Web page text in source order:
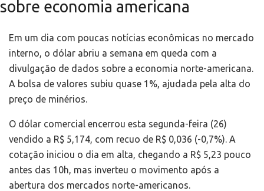
sobre economia americana
Em um dia com poucas notícias econômicas no mercado
interno, o dólar abriu a semana em queda com a
divulgação de dados sobre a economia norte-americana.
A bolsa de valores subiu quase 1%, ajudada pela alta do
preço de minérios.
O dólar comercial encerrou esta segunda-feira (26)
vendido a R$ 5,174, com recuo de R$ 0,036 (-0,7%). A
cotação iniciou o dia em alta, chegando a R$ 5,23 pouco
antes das 10h, mas inverteu o movimento após a
abertura dos mercados norte-americanos.